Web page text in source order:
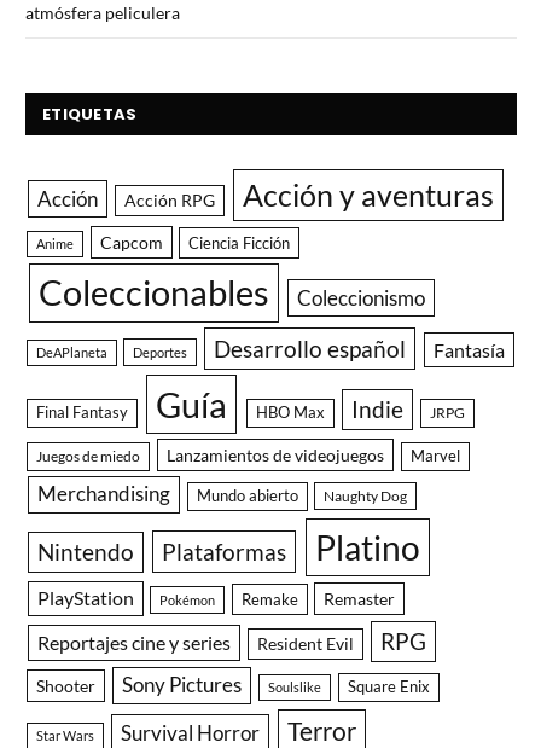
atmósfera peliculera
ETIQUETAS
Acción Acción RPG Acción y aventuras
Anime Capcom Ciencia Ficción
Coleccionables Coleccionismo
DeAPlaneta Deportes Desarrollo español Fantasía
Final Fantasy Guía HBO Max Indie JRPG
Juegos de miedo Lanzamientos de videojuegos Marvel
Merchandising Mundo abierto Naughty Dog
Nintendo Plataformas Platino
PlayStation Pokémon Remake Remaster
Reportajes cine y series Resident Evil RPG
Shooter Sony Pictures Soulslike Square Enix
Star Wars Survival Horror Terror